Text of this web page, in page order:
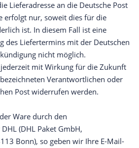
Lieferadresse an die Deutsche Post
erfolgt nur, soweit dies für die
ist. In diesem Fall ist eine
des Liefertermins mit der Deutschen
nicht möglich.
mit Wirkung für die Zukunft
Verantwortlichen oder
Post widerrufen werden.
Ware durch den
(DHL Paket GmbH,
Bonn), so geben wir Ihre E-Mail-